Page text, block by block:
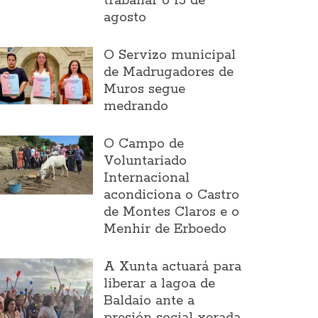
agosto
O Servizo municipal
de Madrugadores de
Muros segue
medrando
O Campo de
Voluntariado
Internacional
acondiciona o Castro
de Montes Claros e o
Menhir de Erboedo
A Xunta actuará para
liberar a lagoa de
Baldaio ante a